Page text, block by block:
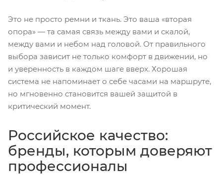
Это не просто ремни и ткань. Это ваша «вторая
опора» — та самая связь между вами и скалой,
между вами и небом над головой. От правильного
выбора зависит не только комфорт в движении, но
и уверенность в каждом шаге вверх. Хорошая
система не напоминает о себе часами на маршруте,
но мгновенно становится вашей защитой в
критический момент.
Российское качество:
бренды, которым доверяют
профессионалы